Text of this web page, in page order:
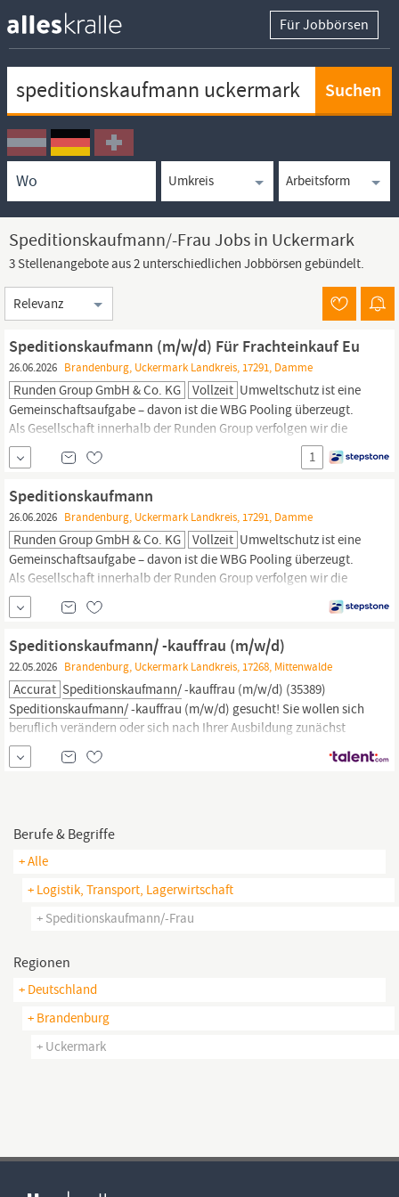
Für Jobbörsen
Ortssuche
Umkreissuche
Arbeitsform
Speditionskaufmann/-Frau Jobs in Uckermark
3 Stellenangebote aus 2 unterschiedlichen Jobbörsen gebündelt.
Sortierung
Speditionskaufmann (m/w/d) Für Frachteinkauf Eu
26.06.2026 Brandenburg, Uckermark Landkreis, 17291, Damme
Runden Group GmbH & Co. KG Vollzeit Umweltschutz ist eine
Gemeinschaftsaufgabe – davon ist die WBG Pooling überzeugt.
Als Gesellschaft innerhalb der Runden Group verfolgen wir die
Mission, die Welt nachhaltiger zu gestalten und schonend mit
Ressourcen umzugehen. Vom Oldenburger Münsterland
kompletten Food Supply Chain. WBG Pooling ersetzt...
1
Speditionskaufmann
26.06.2026 Brandenburg, Uckermark Landkreis, 17291, Damme
Runden Group GmbH & Co. KG Vollzeit Umweltschutz ist eine
Gemeinschaftsaufgabe – davon ist die WBG Pooling überzeugt.
Als Gesellschaft innerhalb der Runden Group verfolgen wir die
Mission, die Welt nachhaltiger zu gestalten und schonend mit
Ressourcen umzugehen. Vom Oldenburger Münsterland
innovieren wir täglich europaweite Lieferketten entlang der
kompletten Food Supply Chain. WBG Pooling ersetzt...
Speditionskaufmann/ -kauffrau (m/w/d)
22.05.2026 Brandenburg, Uckermark Landkreis, 17268, Mittenwalde
Accurat Speditionskaufmann/-kauffrau (m/w/d) (35389)
Speditionskaufmann/-kauffrau (m/w/d) gesucht! Sie wollen sich
beruflich verändern oder sich nach Ihrer Ausbildung zunächst
orientieren und Ihre Kenntnis vertiefen ohne sich festlegen zu
müssen? Wir bieten wir Ihnen die Stelle, die Sie suchen! Für
Berufe & Begriffe
+ Alle
+ Logistik, Transport, Lagerwirtschaft
+ Speditionskaufmann/-Frau
Regionen
+ Deutschland
+ Brandenburg
+ Uckermark